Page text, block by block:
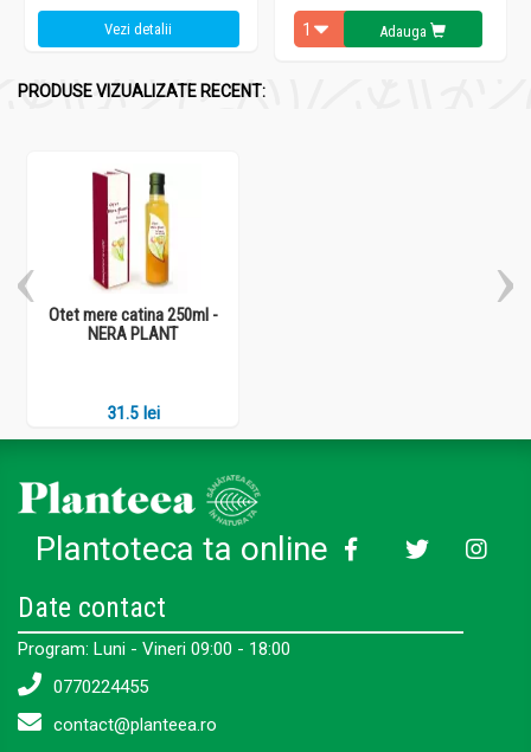
Vezi detalii Adauga
PRODUSE VIZUALIZATE RECENT:
Otet mere catina 250ml -
NERA PLANT
31.5 lei
Plantoteca ta online
Date contact
Program: Luni - Vineri 09:00 - 18:00
0770224455
contact@planteea.ro